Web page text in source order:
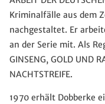
Kriminalfälle aus dem
nachgestaltet. Er
an der Serie mit. Als
GINSENG, GOLD UND
NACHTSTREIFE.
1970 erhält Dobberke